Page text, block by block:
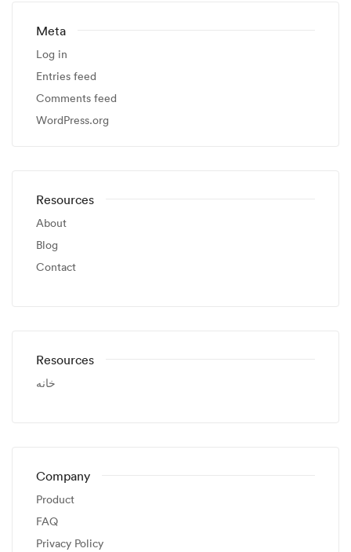
Meta
Log in
Entries feed
Comments feed
WordPress.org
Resources
About
Blog
Contact
Resources
خانه
Company
Product
FAQ
Privacy Policy